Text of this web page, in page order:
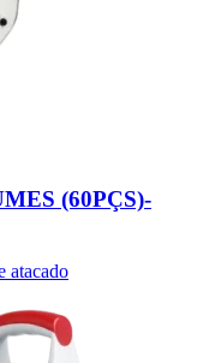
(60PÇS)-
atacado